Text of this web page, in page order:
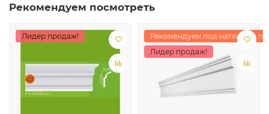
Рекомендуем посмотреть
Лидер продаж!
Рекомендуем под натяжной
Лидер продаж!